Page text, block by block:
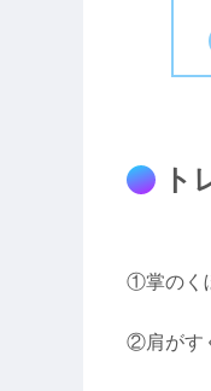
ト
①掌のく
②肩がす